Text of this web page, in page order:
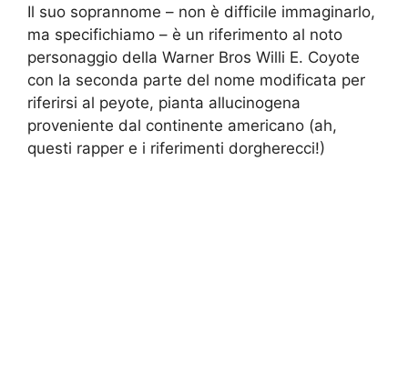
Il suo soprannome – non è difficile immaginarlo,
ma specifichiamo – è un riferimento al noto
personaggio della Warner Bros Willi E. Coyote
con la seconda parte del nome modificata per
riferirsi al peyote, pianta allucinogena
proveniente dal continente americano (ah,
questi rapper e i riferimenti dorgherecci!)